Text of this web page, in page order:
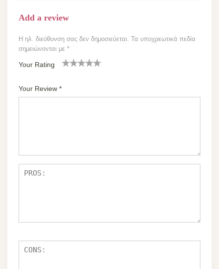
Add a review
Η ηλ. διεύθυνση σας δεν δημοσιεύεται. Τα υποχρεωτικά πεδία
σημειώνονται με *
Your Rating
π
έρ
ια
5
αστέρι
Your Review *